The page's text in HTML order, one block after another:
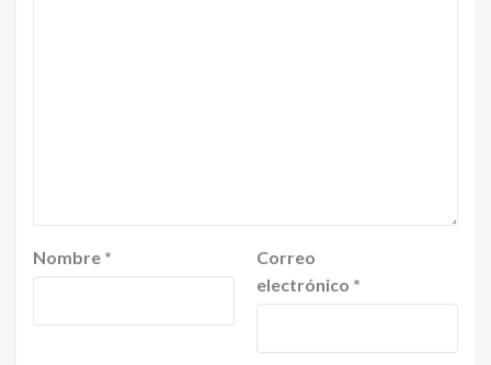
Nombre *
Correo
electrónico *